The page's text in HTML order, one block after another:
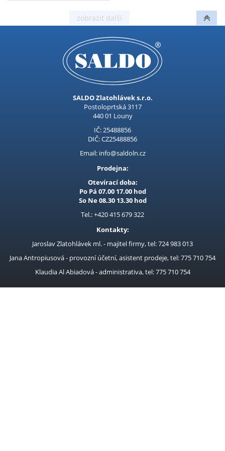
ky d lce 124 cm poskytuje
pohodlnou manipulaci při
pr ci. Je vyrobena z odoln
ho polyvinylchloridu
(PVC), kter zaji ťuje
vysokou flexibilitu,
odolnost vůči opotřeben .
Hadice umožňuje plynul
spolehliv provoz zař zen .
Instalace je rychl a
jednoduch d ky
SALDO Zlatohlávek s.r.o.
Postoloprtská 3117
440 01 Louny
IČ: 25488856
DIČ: CZ25488856
Email: info@saldoln.cz
Prodejna:
Otevírací doba:
Po Pá 07.00 17.00 hod
So Ne 08.30 13.30 hod
Tel.: +420 415 679 322
Kontakty:
Jaroslav Zlatohlávek ml. - majitel firmy, tel: 724 983 013
Jana Antropiusová - provozní účetní, asistent prodeje, tel: 775 710 754
Klaudia Al Abiadová - administrativa, tel: 775 710 754